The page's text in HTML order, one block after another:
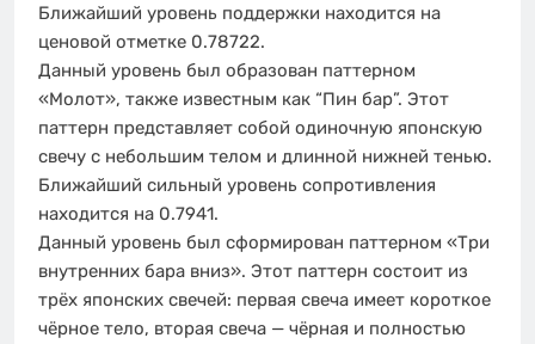
Ближайший уровень поддержки находится на
ценовой отметке 0.78722.
Данный уровень был образован паттерном
«Молот», также известным как “Пин бар”. Этот
паттерн представляет собой одиночную японскую
свечу с небольшим телом и длинной нижней тенью.
Ближайший сильный уровень сопротивления
находится на 0.7941.
Данный уровень был сформирован паттерном «Три
внутренних бара вниз». Этот паттерн состоит из
трёх японских свечей: первая свеча имеет короткое
чёрное тело, вторая свеча — чёрная и полностью